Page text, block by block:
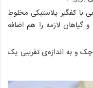
با کفگیر پلاستیکی مخلوط
گیاهان لازمه را هم اضافه
و به اندازه‌ی تقریبی یک